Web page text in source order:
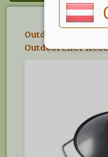
Outdoorchef
Outdoorchef